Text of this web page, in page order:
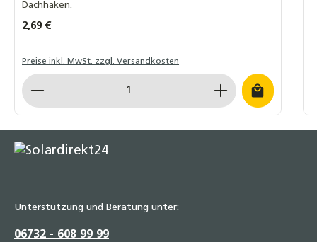
Dachhaken.
Regulärer Preis:
2,69 €
Preise inkl. MwSt. zzgl. Versandkosten
Produkt Anzahl: Gib den gewünschten Wert
Unterstützung und Beratung unter:
06732 - 608 99 99